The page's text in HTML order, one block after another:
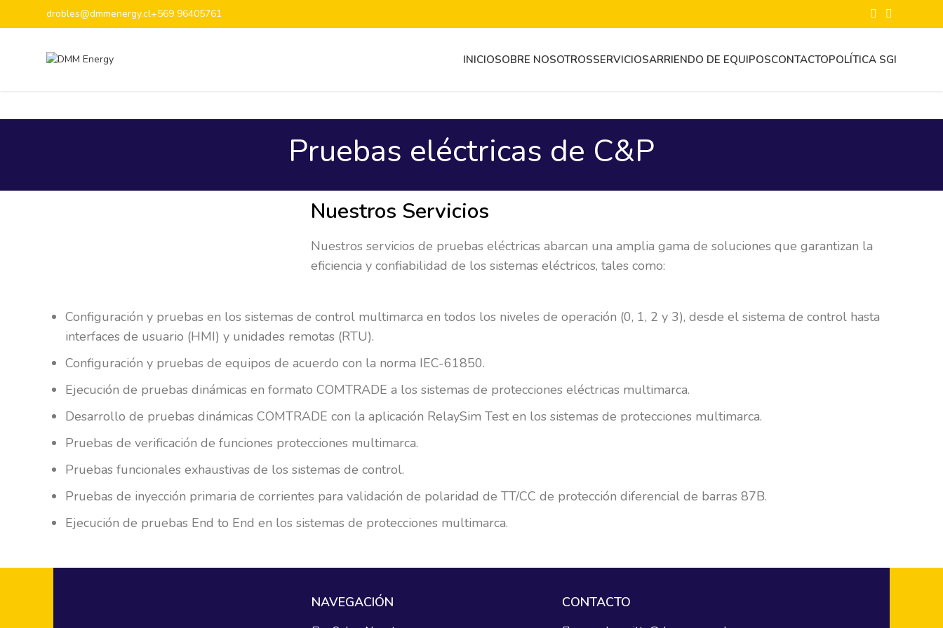
drobles@dmmenergy.cl+569 96405761
INICIOSOBRE NOSOTROSSERVICIOSARRIENDO DE EQUIPOSCONTACTOPOLÍTICA SGI
Pruebas eléctricas de C&P
Nuestros Servicios
Nuestros servicios de pruebas eléctricas abarcan una amplia gama de soluciones que garantizan la
eficiencia y confiabilidad de los sistemas eléctricos, tales como:
Configuración y pruebas en los sistemas de control multimarca en todos los niveles de operación (0, 1, 2 y 3), desde el sistema de control hasta
interfaces de usuario (HMI) y unidades remotas (RTU).
Configuración y pruebas de equipos de acuerdo con la norma IEC-61850.
Ejecución de pruebas dinámicas en formato COMTRADE a los sistemas de protecciones eléctricas multimarca.
Desarrollo de pruebas dinámicas COMTRADE con la aplicación RelaySim Test en los sistemas de protecciones multimarca.
Pruebas de verificación de funciones protecciones multimarca.
Pruebas funcionales exhaustivas de los sistemas de control.
Pruebas de inyección primaria de corrientes para validación de polaridad de TT/CC de protección diferencial de barras 87B.
Ejecución de pruebas End to End en los sistemas de protecciones multimarca.
NAVEGACIÓN CONTACTO